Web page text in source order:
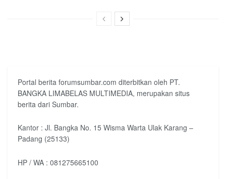
Portal berita forumsumbar.com diterbitkan oleh PT.
BANGKA LIMABELAS MULTIMEDIA, merupakan situs
berita dari Sumbar.
Kantor : Jl. Bangka No. 15 Wisma Warta Ulak Karang –
Padang (25133)
HP / WA : 081275665100